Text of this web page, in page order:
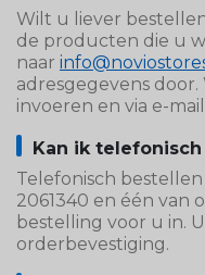
Wilt u liever bestellen
de producten die u
naar
adresgegevens
invoeren en via e-
Kan ik
Telefonisch
2061340 en één van
bestelling voor u in.
orderbevestiging.